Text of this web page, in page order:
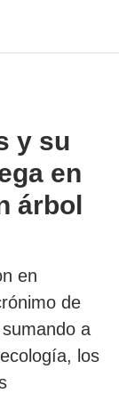
y su
en
árbol
en
de
a
los